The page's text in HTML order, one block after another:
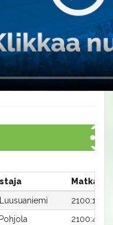
2100:1
2100:4